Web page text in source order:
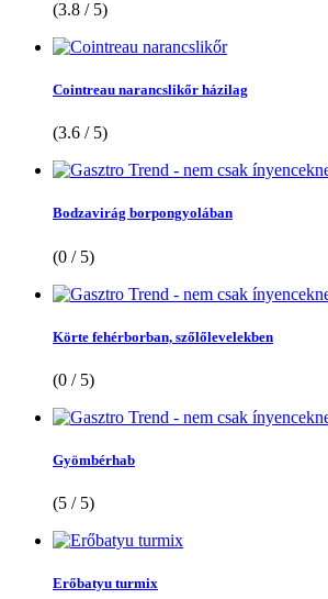
(3.8 / 5)
Cointreau narancslikőr házilag
(3.6 / 5)
Bodzavirág borpongyolában
(0 / 5)
Körte fehérborban, szőlőlevelekben
(0 / 5)
Gyömbérhab
(5 / 5)
Erőbatyu turmix